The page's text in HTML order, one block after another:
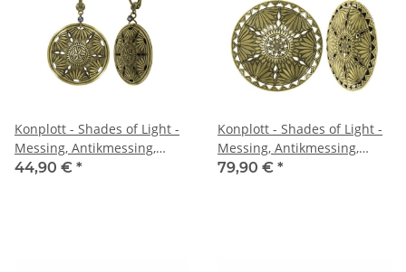
Konplott - Shades of Light -
Messing, Antikmessing,
Ohrringe mit Hängeelement
44,90 € *
Konplott - Shades of Light -
Messing, Antikmessing,
Ohrringe mit Stecker und
79,90 € *